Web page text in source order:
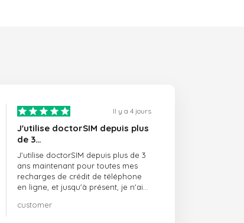
Il y a 4 jours
J'utilise doctorSIM depuis plus
de 3…
J'utilise doctorSIM depuis plus de 3
ans maintenant pour toutes mes
recharges de crédit de téléphone
en ligne, et jusqu'à présent, je n'ai
vivement !!!
customer